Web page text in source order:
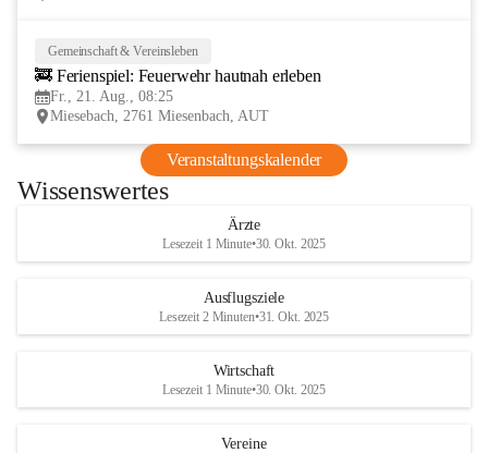
Gemeinschaft & Vereinsleben
🚒 Ferienspiel: Feuerwehr hautnah erleben
Fr., 21. Aug., 08:25
Miesebach, 2761 Miesenbach, AUT
Veranstaltungskalender
Wissenswertes
Ärzte
Lesezeit 1 Minute•30. Okt. 2025
Ausflugsziele
Lesezeit 2 Minuten•31. Okt. 2025
Wirtschaft
Lesezeit 1 Minute•30. Okt. 2025
Vereine